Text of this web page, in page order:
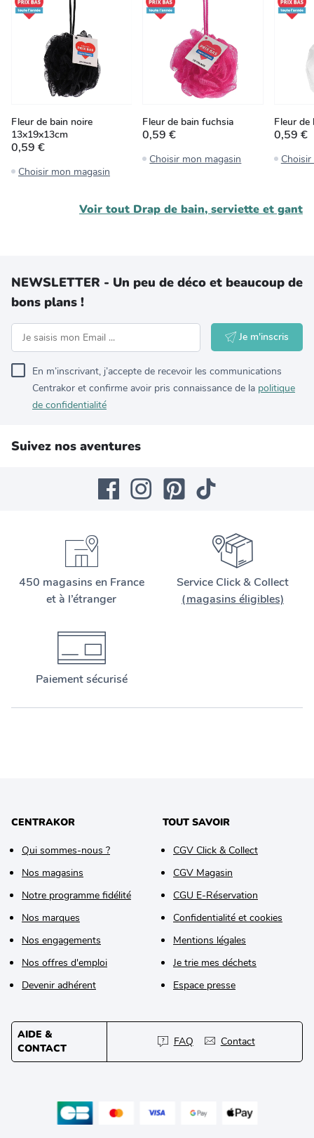
Fleur de bain noire
13x19x13cm
0,59 €
Choisir mon magasin
Fleur de bain fuchsia
0,59 €
Choisir mon magasin
Fleur de
0,59 €
Voir tout Drap de bain, serviette et gant
NEWSLETTER - Un peu de déco et beaucoup de
bons plans !
Je m'inscris
En m’inscrivant, j’accepte de recevoir les communications
Centrakor et confirme avoir pris connaissance de la politique
de confidentialité
Suivez nos aventures
450 magasins en France
et à l’étranger
Service Click & Collect
(magasins éligibles)
Paiement sécurisé
CENTRAKOR
Qui sommes-nous ?
Nos magasins
Notre programme fidélité
Nos marques
Nos engagements
Nos offres d'emploi
Devenir adhérent
TOUT SAVOIR
CGV Click & Collect
CGV Magasin
CGU E-Réservation
Confidentialité et cookies
Mentions légales
Je trie mes déchets
Espace presse
AIDE &
CONTACT
FAQ Contact